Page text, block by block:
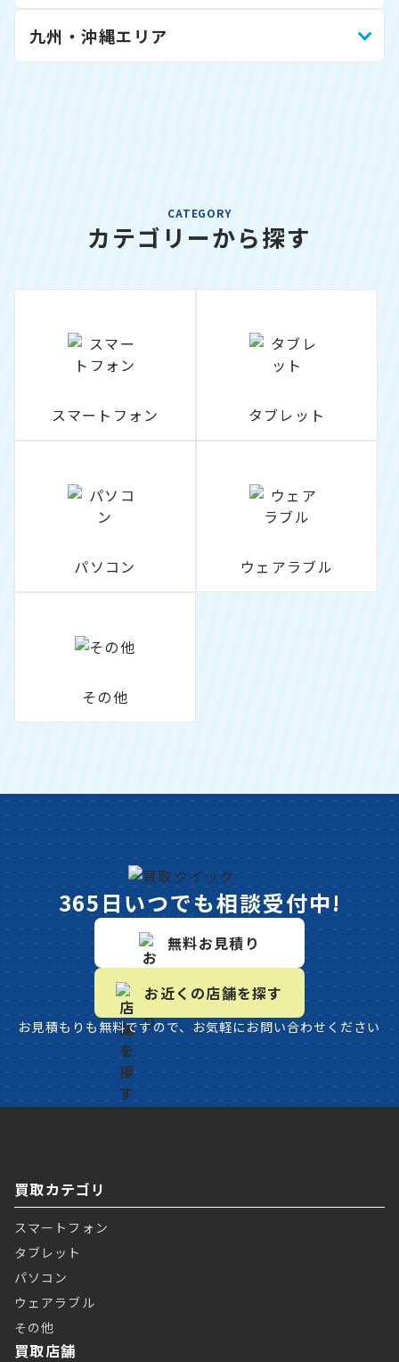
九州・沖縄エリア
CATEGORY
カテゴリーから探す
スマートフォン タブレット
パソコン ウェアラブル
その他
365日いつでも相談受付中!
無料お見積り
お近くの店舗を探す
お見積もりも無料ですので、お気軽にお問い合わせください
買取カテゴリ
スマートフォン
タブレット
パソコン
ウェアラブル
その他
買取店舗